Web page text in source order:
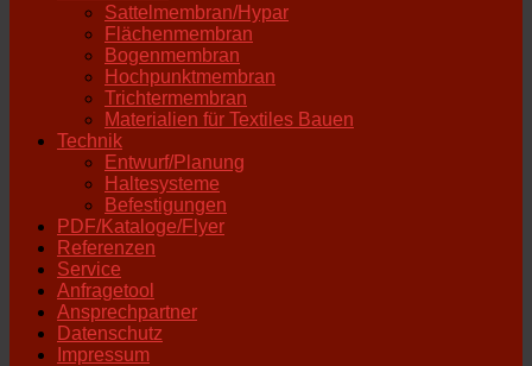
Sattelmembran/Hypar
Flächenmembran
Bogenmembran
Hochpunktmembran
Trichtermembran
Materialien für Textiles Bauen
Technik
Entwurf/Planung
Haltesysteme
Befestigungen
PDF/Kataloge/Flyer
Referenzen
Service
Anfragetool
Ansprechpartner
Datenschutz
Impressum